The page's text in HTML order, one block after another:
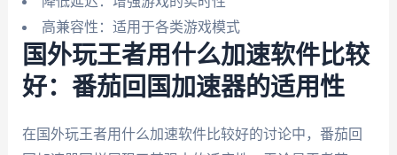
高兼容性：适用于各类游戏模式
国外玩王者用什么加速软件比较
好：番茄回国加速器的适用性
在国外玩王者用什么加速软件比较好的讨论中，番茄回